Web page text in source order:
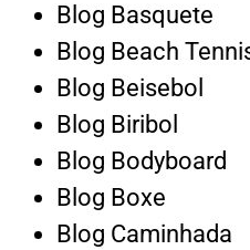
Blog Basquete
Blog Beach
Blog Beisebol
Blog Biribol
Blog Bodyboard
Blog Boxe
Blog Caminhada